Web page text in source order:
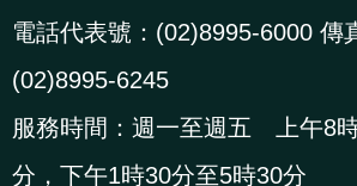
資
訊
安
電話代表號：(02)8995-6000 傳
(02)8995-6245
服務時間：週一至週五 上午8
分，下午1時30分至5時30分